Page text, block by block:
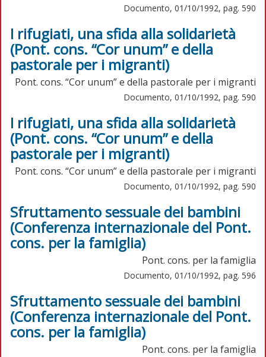
Documento, 01/10/1992, pag. 590
I rifugiati, una sfida alla solidarietà
(Pont. cons. “Cor unum” e della
pastorale per i migranti)
Pont. cons. “Cor unum” e della pastorale per i migranti
Documento, 01/10/1992, pag. 590
I rifugiati, una sfida alla solidarietà
(Pont. cons. “Cor unum” e della
pastorale per i migranti)
Pont. cons. “Cor unum” e della pastorale per i migranti
Documento, 01/10/1992, pag. 590
Sfruttamento sessuale dei bambini
(Conferenza internazionale del Pont.
cons. per la famiglia)
Pont. cons. per la famiglia
Documento, 01/10/1992, pag. 596
Sfruttamento sessuale dei bambini
(Conferenza internazionale del Pont.
cons. per la famiglia)
Pont. cons. per la famiglia